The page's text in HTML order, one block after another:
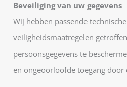
Beveiliging van uw gegevens
Wij hebben passende
veiligheidsmaatregelen
persoonsgegevens te
en ongeoorloofde toegang door